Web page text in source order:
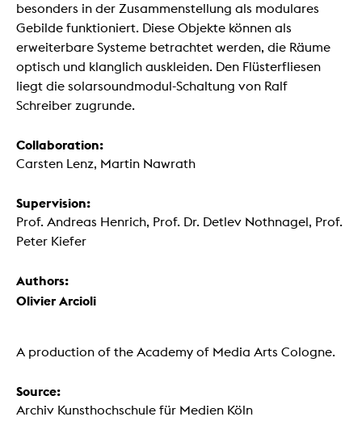
besonders in der Zusammenstellung als modulares
Gebilde funktioniert. Diese Objekte können als
erweiterbare Systeme betrachtet werden, die Räume
optisch und klanglich auskleiden. Den Flüsterfliesen
liegt die solarsoundmodul-Schaltung von Ralf
Schreiber zugrunde.
Collaboration:
Carsten Lenz, Martin Nawrath
Supervision:
Prof. Andreas Henrich, Prof. Dr. Detlev Nothnagel, Prof.
Peter Kiefer
Authors:
Olivier Arcioli
A production of the Academy of Media Arts Cologne.
Source:
Archiv Kunsthochschule für Medien Köln